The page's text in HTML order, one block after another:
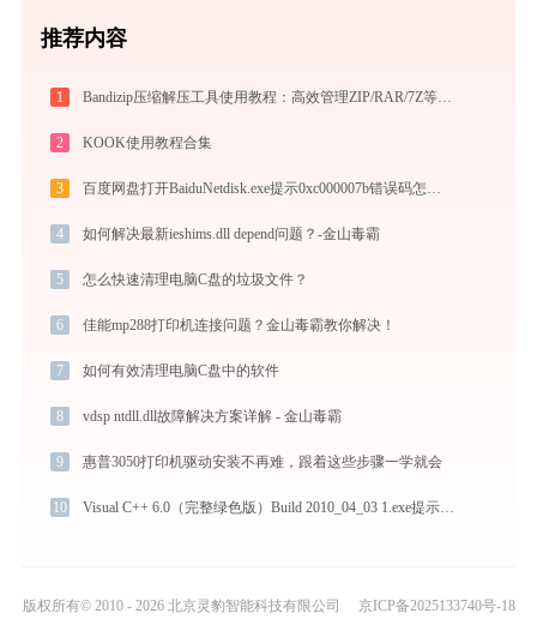
推荐内容
1 Bandizip压缩解压工具使用教程：高效管理ZIP/RAR/7Z等30+格式的免费压缩神器
2 KOOK使用教程合集
3
4 如何解决最新ieshims.dll depend问题？-金山毒霸
5 怎么快速清理电脑C盘的垃圾文件？
6 佳能mp288打印机连接问题？金山毒霸教你解决！
7 如何有效清理电脑C盘中的软件
8 vdsp ntdll.dll故障解决方案详解 - 金山毒霸
9 惠普3050打印机驱动安装不再难，跟着这些步骤一学就会
10 Visual C++ 6.0（完整绿色版）Build 2010_04_03 1.exe提示缺少prorfl.dll文件的解决办法
版权所有© 2010 - 2026 北京灵豹智能科技有限公司 京ICP备2025133740号-18